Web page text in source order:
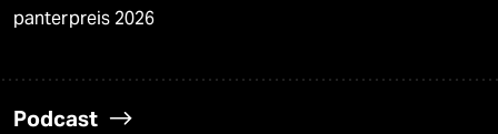
panterpreis 2026
Podcast